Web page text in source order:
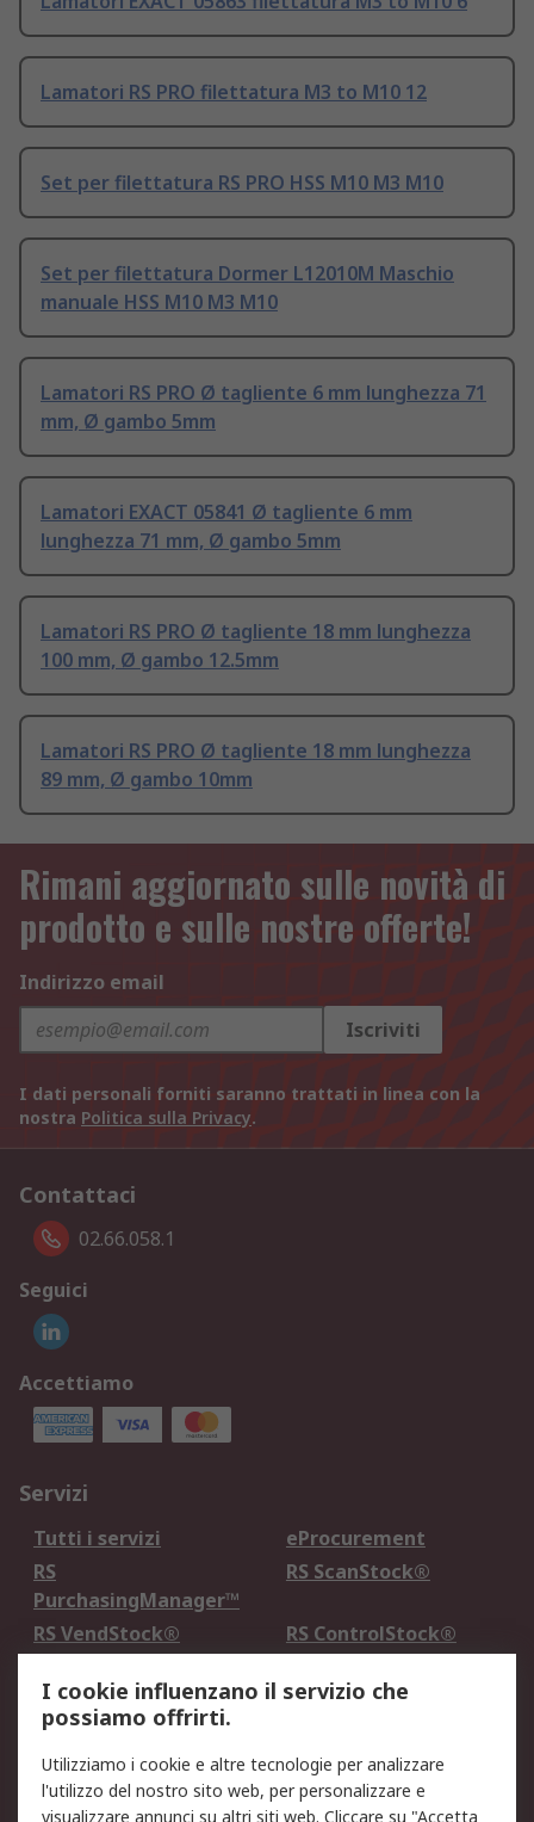
Lamatori RS PRO filettatura M3 to M10 12
Set per filettatura RS PRO HSS M10 M3 M10
Set per filettatura Dormer L12010M Maschio
manuale HSS M10 M3 M10
Lamatori RS PRO Ø tagliente 6 mm lunghezza 71
mm, Ø gambo 5mm
Lamatori EXACT 05841 Ø tagliente 6 mm
lunghezza 71 mm, Ø gambo 5mm
Lamatori RS PRO Ø tagliente 18 mm lunghezza
100 mm, Ø gambo 12.5mm
Lamatori RS PRO Ø tagliente 18 mm lunghezza
89 mm, Ø gambo 10mm
Rimani aggiornato sulle novità di
prodotto e sulle nostre offerte!
Indirizzo email
Iscriviti
I dati personali forniti saranno trattati in linea con la
nostra Politica sulla Privacy.
Contattaci
02.66.058.1
Seguici
Accettiamo
Servizi
Tutti i servizi
eProcurement
RS
PurchasingManager™
RS ScanStock®
RS VendStock®
RS ControlStock®
Legale
Informativa Cookie
Informativa Privacy -
Aggiornata
I cookie influenzano il servizio che
possiamo offrirti.
Utilizziamo i cookie e altre tecnologie per analizzare
l'utilizzo del nostro sito web, per personalizzare e
visualizzare annunci su altri siti web. Cliccare su "Accetta